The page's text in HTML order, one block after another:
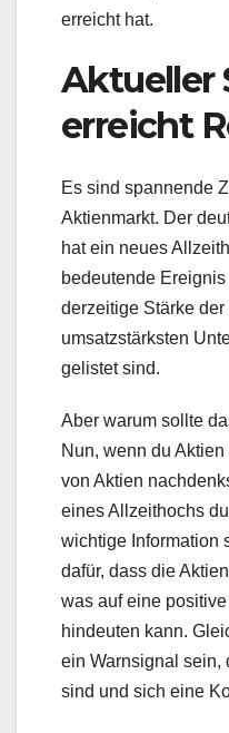
erreicht hat.
Aktueller
erreicht
Es sind spannende
Aktienmarkt. Der
hat ein neues
bedeutende
derzeitige Stärke
umsatzstärksten
gelistet sind.
Aber warum sollte
Nun, wenn du
von Aktien
eines Allzeithochs
wichtige Information
dafür, dass die
was auf eine
hindeuten kann.
ein Warnsignal sein,
sind und sich eine